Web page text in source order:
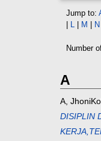
Jump to:
L M N
Number
A
A,
DISIPLIN